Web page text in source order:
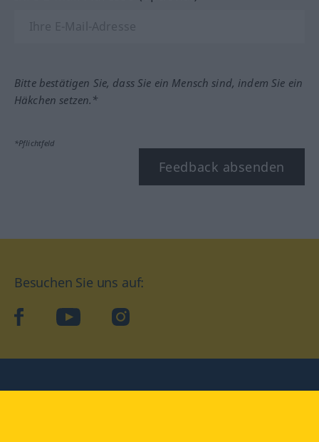
Bitte bestätigen Sie, dass Sie ein Mensch sind, indem Sie ein
Häkchen setzen.*
*Pflichtfeld
Feedback absenden
Besuchen Sie uns auf:
facebook YouTube Instagram